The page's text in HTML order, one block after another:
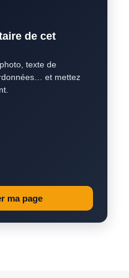
de cet
texte de
et mettez
ma page